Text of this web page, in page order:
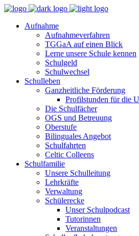
Aufnahme
Aufnahmeverfahren
TGGaA auf einen Blick
Lerne unsere Schule kennen
Schulgeld
Schulwechsel
Schulleben
Ganzheitliche Förderung
Profilstunden für die
Die Schulfächer
OGS und Betreuung
Oberstufe
Bilinguales Angebot
Schulfahrten
Celtic Colleens
Schulfamilie
Unsere Schulleitung
Lehrkräfte
Verwaltung
Schülerecke
Unser Schulpodcast
Tutorinnen
Veranstaltungen